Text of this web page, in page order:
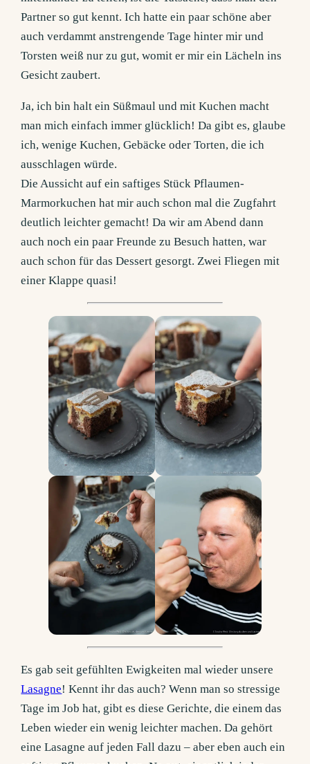
Partner so gut kennt. Ich hatte ein paar schöne aber
auch verdammt anstrengende Tage hinter mir und
Torsten weiß nur zu gut, womit er mir ein Lächeln ins
Gesicht zaubert.
Ja, ich bin halt ein Süßmaul und mit Kuchen macht
man mich einfach immer glücklich! Da gibt es, glaube
ich, wenige Kuchen, Gebäcke oder Torten, die ich
ausschlagen würde.
Die Aussicht auf ein saftiges Stück Pflaumen-
Marmorkuchen hat mir auch schon mal die Zugfahrt
deutlich leichter gemacht! Da wir am Abend dann
auch noch ein paar Freunde zu Besuch hatten, war
auch schon für das Dessert gesorgt. Zwei Fliegen mit
einer Klappe quasi!
Es gab seit gefühlten Ewigkeiten mal wieder unsere
Lasagne! Kennt ihr das auch? Wenn man so stressige
Tage im Job hat, gibt es diese Gerichte, die einem das
Leben wieder ein wenig leichter machen. Da gehört
eine Lasagne auf jeden Fall dazu – aber eben auch ein